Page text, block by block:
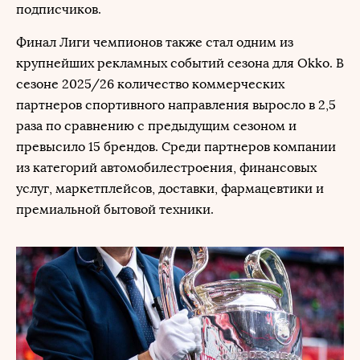
подписчиков.
Финал Лиги чемпионов также стал одним из
крупнейших рекламных событий сезона для Okko. В
сезоне 2025/26 количество коммерческих
партнеров спортивного направления выросло в 2,5
раза по сравнению с предыдущим сезоном и
превысило 15 брендов. Среди партнеров компании
из категорий автомобилестроения, финансовых
услуг, маркетплейсов, доставки, фармацевтики и
премиальной бытовой техники.